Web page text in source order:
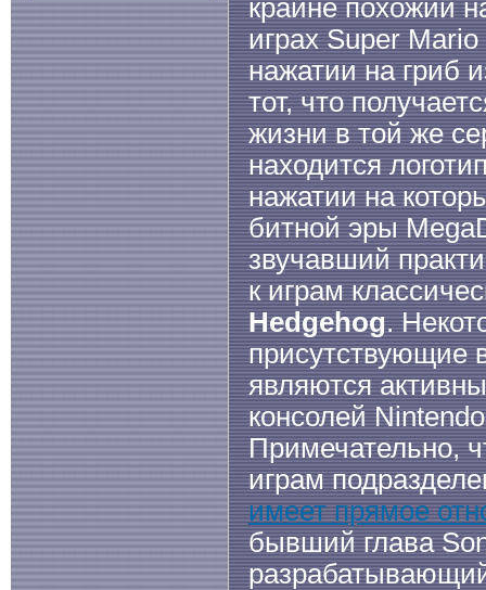
крайне похожий
играх Super
нажатии на гриб
тот, что
жизни в той же
находится
нажатии на
битной эры
звучавший
к играм
Hedgehog.
присутствующие
являются
консолей
Примечательно,
играм
имеет прямое
бывший глава